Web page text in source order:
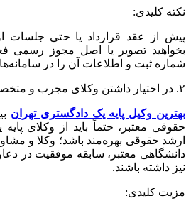
نکته کلیدی:
پیش از عقد قرارداد یا حتی جلسات
بخواهید تصویر یا اصل مجوز رسمی
شماره ثبت و اطلاعات آن را در
۲. در اختیار داشتن وکلای مجرب و متخصص
بهترین وکیل پایه یک دادگستری تهران
حقوقی معتبر، حتماً باید از وکلای
ارشد حقوقی بهره‌مند باشد؛ وکلا و
دانشگاهی معتبر، سابقه موفقیت در
نیز داشته باشند.
مزیت کلیدی: